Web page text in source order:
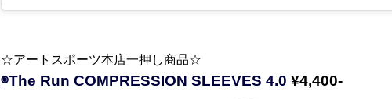
☆アートスポーツ本店一押し商品☆
◉The Run COMPRESSION SLEEVES 4.0 ¥4,400-